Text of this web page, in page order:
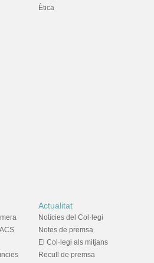
Ètica
Actualitat
Notícies del Col·legi
Notes de premsa
El Col·legi als mitjans
Recull de premsa